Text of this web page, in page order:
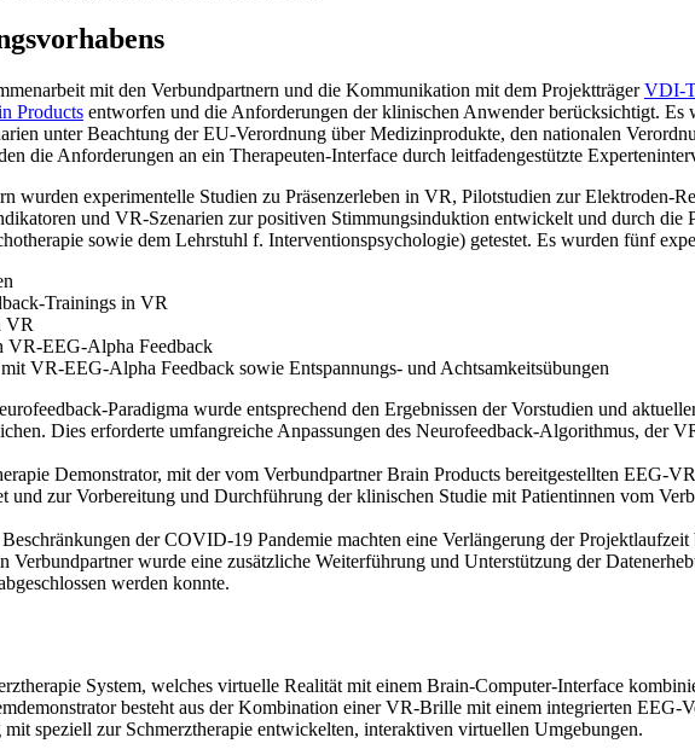
mit den Verbundpartnern und die Kommunikation mit dem ProjektträgerVDI-
Products entworfen und die Anforderungen der klinischen Anwender berücksichtigt.
unter Beachtung der EU-Verordnung über Medizinprodukte, den nationalen
die Anforderungen an ein Therapeuten-Interface durch leitfadengestützte
wurden experimentelle Studien zu Präsenzerleben in VR, Pilotstudien zur
und VR-Szenarien zur positiven Stimmungsinduktion entwickelt und durch die
sowie dem Lehrstuhl f. Interventionspsychologie) getestet. Es wurden fünf
Trainings in VR
VR
VR-EEG-Alpha Feedback
VR-EEG-Alpha Feedback sowie Entspannungs- und Achtsamkeitsübungen
Paradigma wurde entsprechend den Ergebnissen der Vorstudien und
Dies erforderte umfangreiche Anpassungen des Neurofeedback-Algorithmus, der
Demonstrator, mit der vom Verbundpartner Brain Products bereitgestellten EEG-
und zur Vorbereitung und Durchführung der klinischen Studie mit Patientinnen vom
der COVID-19 Pandemie machten eine Verlängerung der
Verbundpartner wurde eine zusätzliche Weiterführung und Unterstützung der
werden konnte.
System, welches virtuelle Realität mit einem Brain-Computer-Interface
besteht aus der Kombination einer VR-Brille mit einem integrierten
speziell zur Schmerztherapie entwickelten, interaktiven virtuellen Umgebungen.